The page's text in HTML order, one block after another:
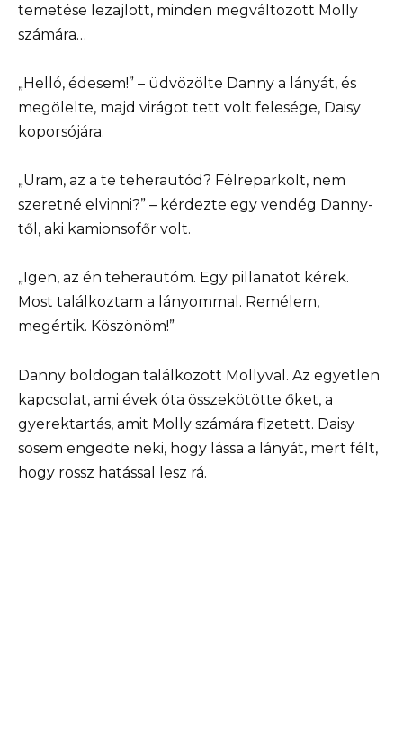
temetése lezajlott, minden megváltozott Molly
számára…
„Helló, édesem!” – üdvözölte Danny a lányát, és
megölelte, majd virágot tett volt felesége, Daisy
koporsójára.
„Uram, az a te teherautód? Félreparkolt, nem
szeretné elvinni?” – kérdezte egy vendég Danny-
től, aki kamionsofőr volt.
„Igen, az én teherautóm. Egy pillanatot kérek.
Most találkoztam a lányommal. Remélem,
megértik. Köszönöm!”
Danny boldogan találkozott Mollyval. Az egyetlen
kapcsolat, ami évek óta összekötötte őket, a
gyerektartás, amit Molly számára fizetett. Daisy
sosem engedte neki, hogy lássa a lányát, mert félt,
hogy rossz hatással lesz rá.